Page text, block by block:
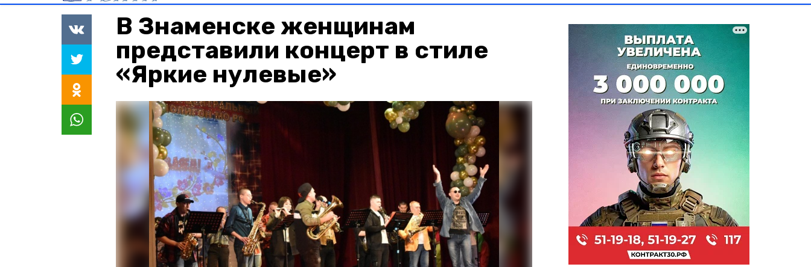
В Знаменске женщинам
представили концерт в стиле
«Яркие нулевые»